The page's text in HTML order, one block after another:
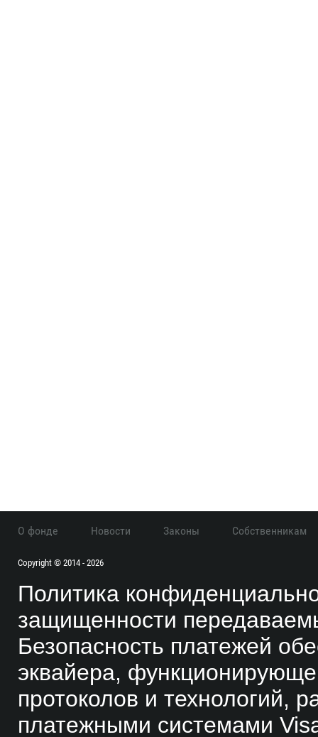
Политика
защищенности
Безопасность платежей
эквайера,
протоколов и технологий,
платежными системами
О фонде Новости Законы
Собственникам
Copyright © 2014 - 2026